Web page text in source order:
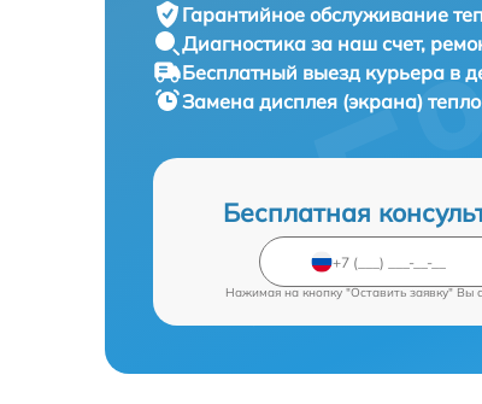
Гарантийное обслуживание
Диагностика за наш счет,
Бесплатный выезд курьера в
Замена дисплея (экрана)
Бесплатная
Нажимая на кнопку "Оставить заявку" Вы